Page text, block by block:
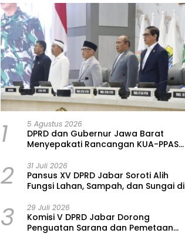
1 5 Agustus 2026
DPRD dan Gubernur Jawa Barat
Menyepakati Rancangan KUA-PPAS
2 31 Juli 2026
Pansus XV DPRD Jabar Soroti Alih
Fungsi Lahan, Sampah, dan Sungai di
3 29 Juli 2026
Komisi V DPRD Jabar Dorong
Penguatan Sarana dan Pemetaan